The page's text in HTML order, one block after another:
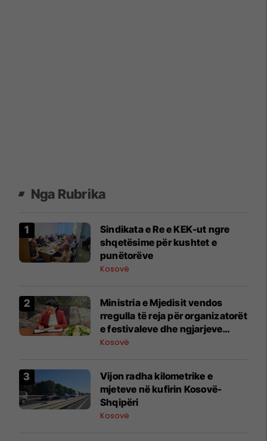
Nga Rubrika
Sindikata e Re e KEK-ut ngre
shqetësime për kushtet e
punëtorëve
Kosovë
Ministria e Mjedisit vendos
rregulla të reja për organizatorët
e festivaleve dhe ngjarjeve
publike
Kosovë
​Vijon radha kilometrike e
mjeteve në kufirin Kosovë-
Shqipëri
Kosovë